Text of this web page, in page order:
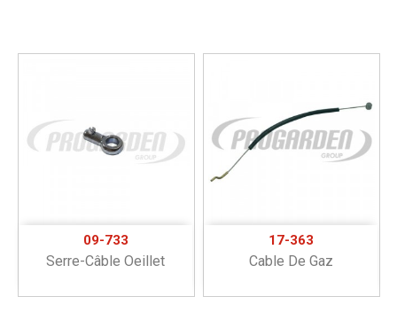
09-733
Serre-Câble Oeillet
17-363
Cable De Gaz